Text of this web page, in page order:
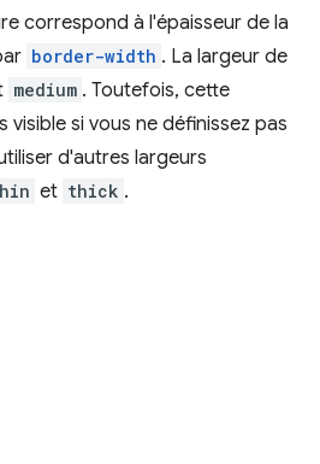
correspond à l'épaisseur de la
border-width . La largeur de
medium . Toutefois, cette
visible si vous ne définissez pas
d'autres largeurs
et thick .